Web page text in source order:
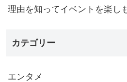
理由を知ってイベントを楽し
カテゴリー
エンタメ